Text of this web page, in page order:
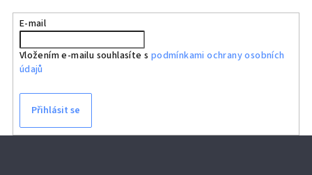
E-mail
Vložením e-mailu souhlasíte s podmínkami ochrany osobních
údajů
Přihlásit se